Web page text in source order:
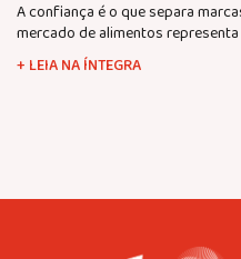
A confiança é o que separa
mercado de alimentos
+ LEIA NA ÍNTEGRA